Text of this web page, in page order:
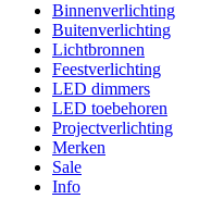
Binnenverlichting
Buitenverlichting
Lichtbronnen
Feestverlichting
LED dimmers
LED toebehoren
Projectverlichting
Merken
Sale
Info